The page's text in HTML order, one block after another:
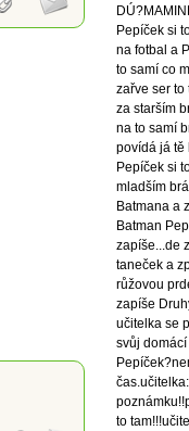
Pepíček si
na fotbal a
to samí co
zařve ser to
za starším
na to samí
povídá já tě
Pepíček si
mladším
Batmana a
Batman
zapíše...de
taneček a
růžovou
zapíše
učitelka se
svůj
to